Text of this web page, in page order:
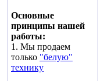
Основные
принципы нашей
работы:
1. Мы продаем
только "белую"
технику